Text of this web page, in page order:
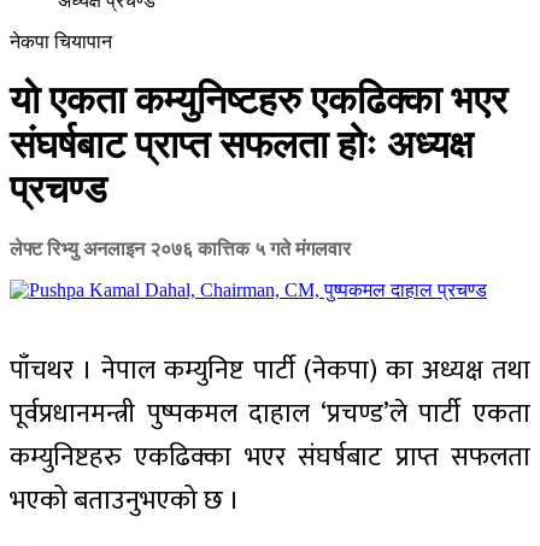
नेकपा चियापान
याे एकता कम्युनिष्टहरु एकढिक्का भएर
संघर्षबाट प्राप्त सफलता होः अध्यक्ष
प्रचण्ड
लेफ्ट रिभ्यु अनलाइन २०७६ कात्तिक ५ गते मंगलवार
पाँचथर । नेपाल कम्युनिष्ट पार्टी (नेकपा) का अध्यक्ष तथा
पूर्वप्रधानमन्त्री पुष्पकमल दाहाल ‘प्रचण्ड’ले पार्टी एकता
कम्युनिष्टहरु एकढिक्का भएर संघर्षबाट प्राप्त सफलता
भएको बताउनुभएको छ ।